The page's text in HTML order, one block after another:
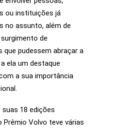
ou instituições já
no assunto, além de
de
que pudessem abraçar a
ela um destaque
a sua importância
18 edições
Prêmio Volvo teve várias